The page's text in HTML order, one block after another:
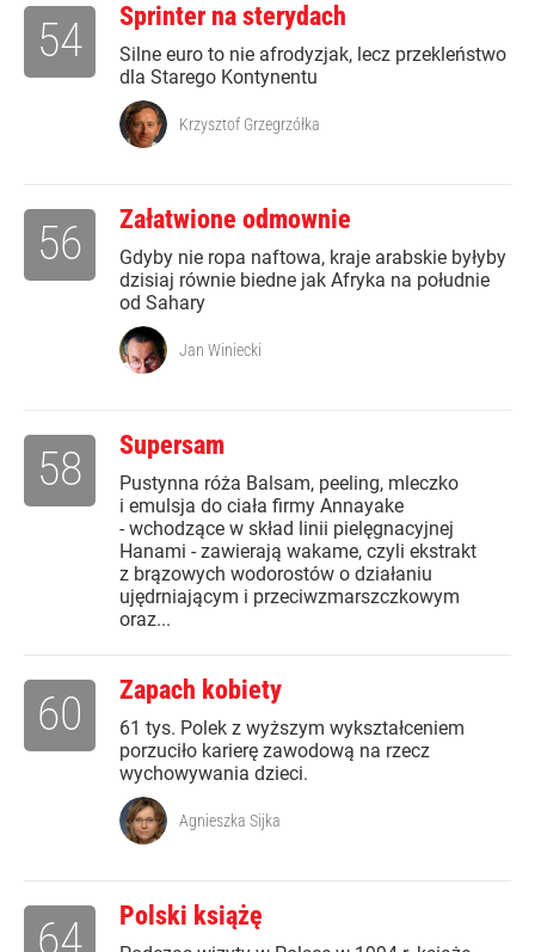
Sprinter na sterydach
Silne euro to nie afrodyzjak, lecz przekleństwo
dla Starego Kontynentu
54
Krzysztof Grzegrzółka
Załatwione odmownie
Gdyby nie ropa naftowa, kraje arabskie byłyby
dzisiaj równie biedne jak Afryka na południe
od Sahary
56
Jan Winiecki
Supersam
Pustynna róża Balsam, peeling, mleczko
i emulsja do ciała firmy Annayake
- wchodzące w skład linii pielęgnacyjnej
Hanami - zawierają wakame, czyli ekstrakt
z brązowych wodorostów o działaniu
ujędrniającym i przeciwzmarszczkowym
oraz...
58
Zapach kobiety
61 tys. Polek z wyższym wykształceniem
porzuciło karierę zawodową na rzecz
wychowywania dzieci.
60
Agnieszka Sijka
Polski książę
64